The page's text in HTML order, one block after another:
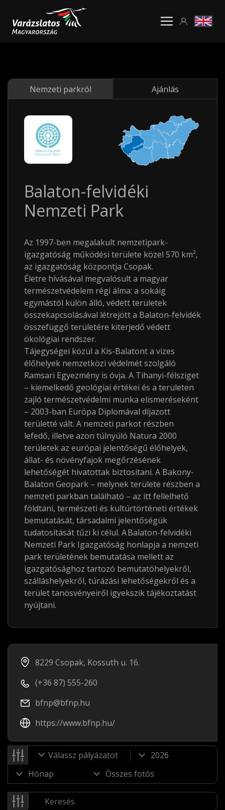
Nemzeti parkról Ajánlás
Balaton-felvidéki
Nemzeti Park
Az 1997-ben megalakult nemzetipark-
igazgatóság működési területe közel 570 km²,
az igazgatóság központja Csopak.
Életre hívásával megvalósult a magyar
természetvédelem régi álma: a sokáig
egymástól külön álló, védett területek
összekapcsolásával létrejött a Balaton-felvidék
összefüggő területére kiterjedő védett
ökológiai rendszer.
Tájegységei közül a Kis-Balatont a vizes
élőhelyek nemzetközi védelmét szolgáló
Ramsari Egyezmény is óvja. A Tihanyi-félsziget
– kiemelkedő geológiai értékei és a területen
zajló természetvédelmi munka elismeréseként
– 2003-ban Európa Diplomával díjazott
területté vált. A nemzeti parkot részben
lefedő, illetve azon túlnyúló Natura 2000
területek az európai jelentőségű élőhelyek,
állat- és növényfajok megőrzésének
lehetőségét hivatottak biztosítani. A Bakony-
Balaton Geopark – melynek területe részben a
nemzeti parkban található – az itt fellelhető
földtani, természeti és kultúrtörténeti értékek
bemutatását, társadalmi jelentőségük
tudatosítását tűzi ki célul. A Balaton-felvidéki
Nemzeti Park Igazgatóság honlapja a nemzeti
park területének bemutatása mellett az
igazgatósághoz tartozó bemutatóhelyekről,
szálláshelyekről, túrázási lehetőségekről és a
terület tanösvényeiről igyekszik tájékoztatást
nyújtani.
8229 Csopak, Kossuth u. 16.
(+36 87) 555-260
bfnp@bfnp.hu
https://www.bfnp.hu/
Válassz pályázatot